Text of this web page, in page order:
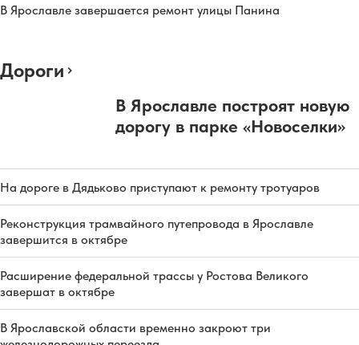
В Ярославле завершается ремонт улицы Панина
Дороги
В Ярославле построят новую
дорогу в парке «Новоселки»
На дороге в Дядьково приступают к ремонту тротуаров
Реконструкция трамвайного путепровода в Ярославле
завершится в октябре
Расширение федеральной трассы у Ростова Великого
завершат в октябре
В Ярославской области временно закроют три